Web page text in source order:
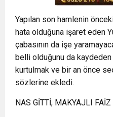
Yapılan son hamlenin
hata olduğuna işaret eden
çabasının da işe
belli olduğunu da
kurtulmak ve bir an önce
sözlerine ekledi.
NAS GİTTİ, MAKYAJLI FAİZ